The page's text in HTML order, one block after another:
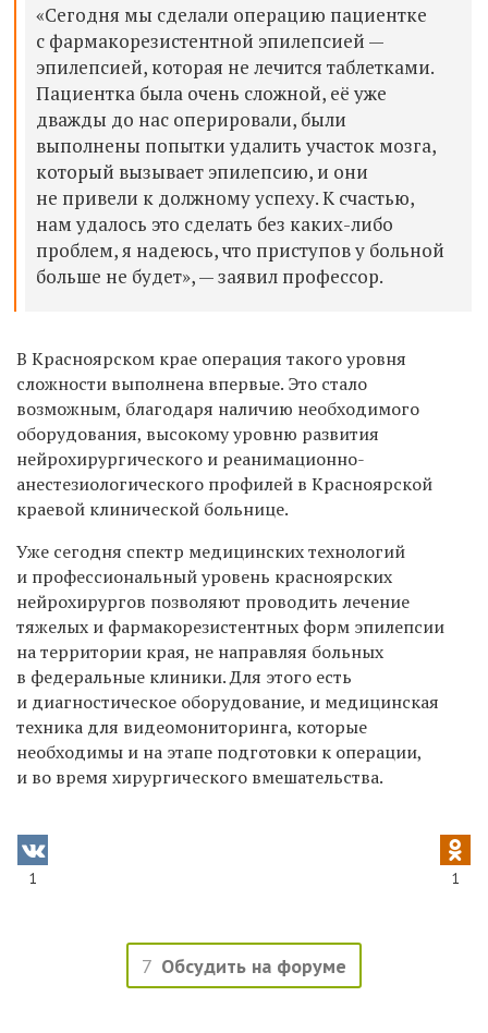
«Сегодня мы сделали операцию пациентке
с фармакорезистентной эпилепсией —
эпилепсией, которая не лечится таблетками.
Пациентка была очень сложной, её уже
дважды до нас оперировали, были
выполнены попытки удалить участок мозга,
который вызывает эпилепсию, и они
не привели к должному успеху. К счастью,
нам удалось это сделать без каких-либо
проблем, я надеюсь, что приступов у больной
больше не будет», — заявил профессор.
В Красноярском крае операция такого уровня
сложности выполнена впервые. Это стало
возможным, благодаря наличию необходимого
оборудования, высокому уровню развития
нейрохирургического и реанимационно-
анестезиологического профилей в Красноярской
краевой клинической больнице.
Уже сегодня спектр медицинских технологий
и профессиональный уровень красноярских
нейрохирургов позволяют проводить лечение
тяжелых и фармакорезистентных форм эпилепсии
на территории края, не направляя больных
в федеральные клиники. Для этого есть
и диагностическое оборудование, и медицинская
техника для видеомониторинга, которые
необходимы и на этапе подготовки к операции,
и во время хирургического вмешательства.
1 1
7 Обсудить на форуме